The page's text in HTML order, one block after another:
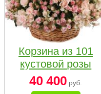
Корзина из 101
кустовой розы
нежных тонов
40 400 руб.